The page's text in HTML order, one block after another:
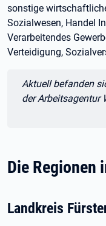
sonstige
Sozialwesen, Handel
Verarbeitendes
Verteidigung,
Zitat:
Aktuell befanden
der Arbeitsagentur
Die Regionen
Landkreis